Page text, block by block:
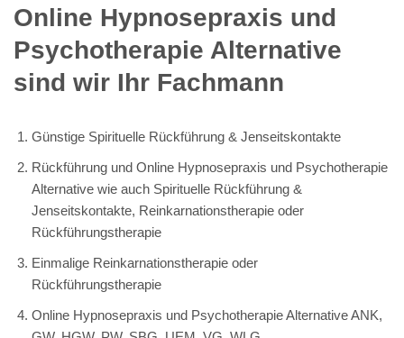
Online Hypnosepraxis und
Psychotherapie Alternative
sind wir Ihr Fachmann
Günstige Spirituelle Rückführung & Jenseitskontakte
Rückführung und Online Hypnosepraxis und Psychotherapie
Alternative wie auch Spirituelle Rückführung &
Jenseitskontakte, Reinkarnationstherapie oder
Rückführungstherapie
Einmalige Reinkarnationstherapie oder
Rückführungstherapie
Online Hypnosepraxis und Psychotherapie Alternative ANK,